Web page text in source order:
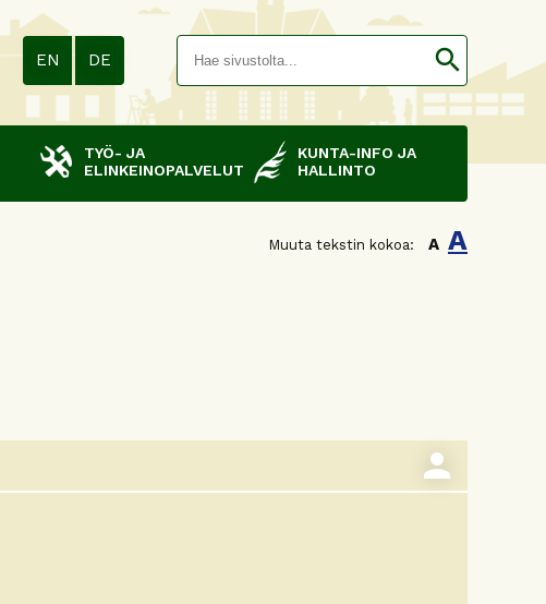
EN DE search
TYÖ- JA
ELINKEINOPALVELUT
KUNTA-INFO JA
HALLINTO
Muuta tekstin kokoa: A A
person